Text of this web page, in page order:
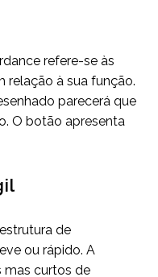
refere-se às
relação à sua função.
parecerá que
O botão apresenta
de
ou rápido. A
mas curtos de